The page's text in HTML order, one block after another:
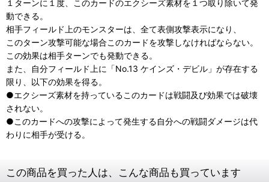
１ターンに１度、このカードのエクシーズ素材を１つ取り除いて発
動できる。
相手フィールド上のモンスターは、全て表側攻撃表示になり、
このターン攻撃可能な場合このカードを攻撃しなければならない。
この効果は相手ターンでも発動できる。
また、自分フィールド上に「No.13 ケインズ・デビル」が存在する
限り、以下の効果を得る。
●エクシーズ素材を持っているこのカードは戦闘及び効果では破壊
されない。
●このカードへの攻撃によって発生する自分への戦闘ダメージは代
わりに相手が受ける。
この商品を買った人は、こんな商品も買っています